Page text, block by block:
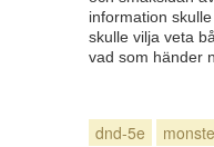
information
skulle vilja veta
vad som händer
dnd-5e